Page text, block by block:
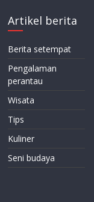
Artikel berita
Berita setempat
Pengalaman
perantau
Wisata
Tips
Kuliner
Seni budaya